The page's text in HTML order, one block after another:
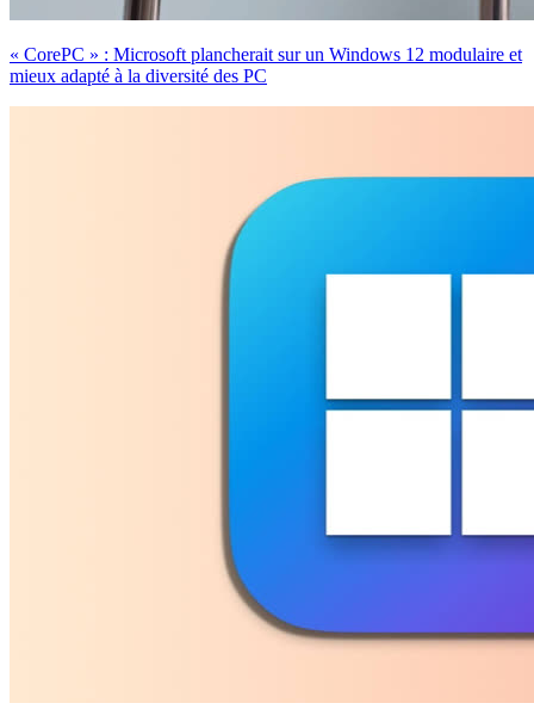
« CorePC » : Microsoft plancherait sur un Windows 12 modulaire et
mieux adapté à la diversité des PC